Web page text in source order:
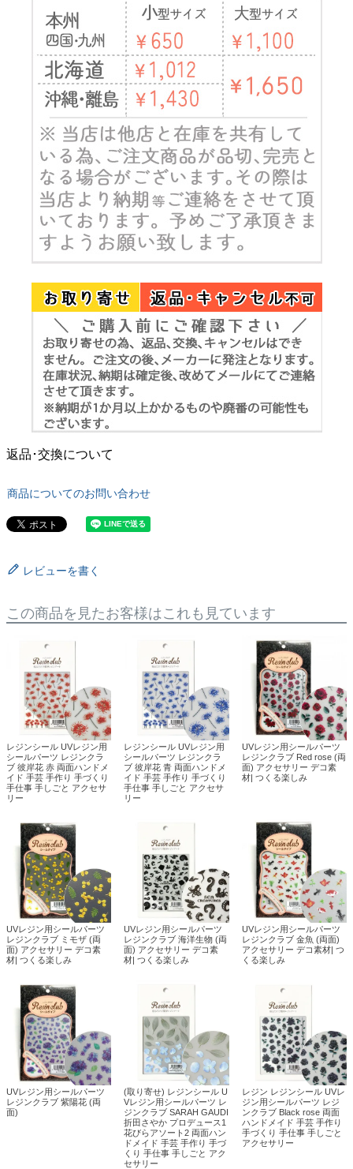
返品･交換について
商品についてのお問い合わせ
レビューを書く
この商品を見たお客様はこれも見ています
レジンシール UVレジン用
シールパーツ レジンクラ
ブ 彼岸花 赤 両面ハンドメ
イド 手芸 手作り 手づくり
手仕事 手しごと アクセサ
リー
レジンシール UVレジン用
シールパーツ レジンクラ
ブ 彼岸花 青 両面ハンドメ
イド 手芸 手作り 手づくり
手仕事 手しごと アクセサ
リー
UVレジン用シールパーツ
レジンクラブ Red rose (両
面) アクセサリー デコ素
材| つくる楽しみ
UVレジン用シールパーツ
レジンクラブ ミモザ (両
面) アクセサリー デコ素
材| つくる楽しみ
UVレジン用シールパーツ
レジンクラブ 海洋生物 (両
面) アクセサリー デコ素
材| つくる楽しみ
UVレジン用シールパーツ
レジンクラブ 金魚 (両面)
アクセサリー デコ素材| つ
くる楽しみ
UVレジン用シールパーツ
レジンクラブ 紫陽花 (両
面)
(取り寄せ) レジンシール U
Vレジン用シールパーツ レ
ジンクラブ SARAH GAUDI
折田さやか プロデュース1
花びらアソート2 両面ハン
ドメイド 手芸 手作り 手づ
くり 手仕事 手しごと アク
セサリー
レジン レジンシール UVレ
ジン用シールパーツ レジ
ンクラブ Black rose 両面
ハンドメイド 手芸 手作り
手づくり 手仕事 手しごと
アクセサリー